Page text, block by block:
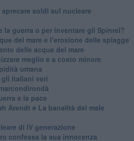
sprecare soldi sul nucleare
la guerra o per inventare gli Spinrel?
del mare e l’erosione delle spiagge
delle acque del mare
meglio e a costo minore
umana
gli italiani veri
e la pace
Arendt e La banalità del male
di IV generazione
confessa la sua innocenza